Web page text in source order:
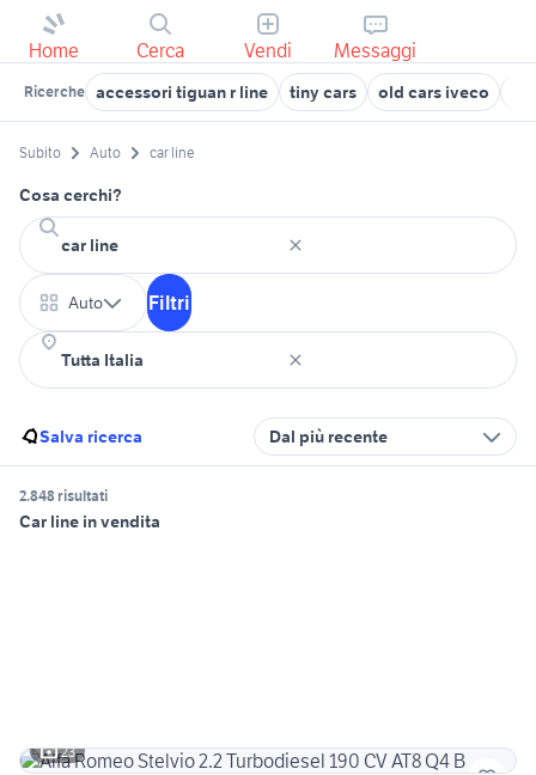
Home Cerca Vendi Messaggi
Ricerche accessori tiguan r line tiny cars old cars iveco
Subito Auto car line
Cosa cerchi?
Auto Filtri
Salva ricerca Dal più recente
2.848 risultati
Car line in vendita
23